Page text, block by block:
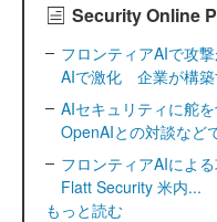
Security Online
フロンティアAIで攻
AIで激化 企業が構築
AIセキュリティに舵
OpenAIとの対談など
フロンティアAIによ
Flatt Security 米内...
もっと読む